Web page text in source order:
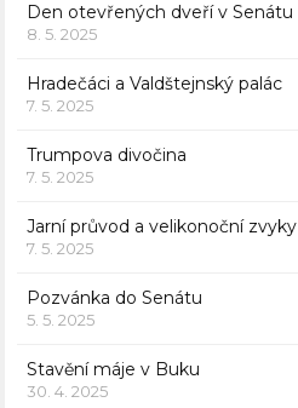
Den otevřených dveří v Senátu
8. 5. 2025
Hradečáci a Valdštejnský palác
7. 5. 2025
Trumpova divočina
7. 5. 2025
Jarní průvod a velikonoční zvyky
7. 5. 2025
Pozvánka do Senátu
5. 5. 2025
Stavění máje v Buku
30. 4. 2025